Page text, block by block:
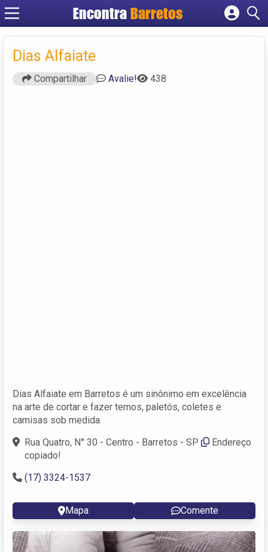
Encontra Barretos
Cadastrar empresa
Dias Alfaiate
Compartilhar Avalie! 438
Dias Alfaiate em Barretos é um sinônimo em excelência
na arte de cortar e fazer ternos, paletós, coletes e
camisas sob medida.
Rua Quatro, N° 30 - Centro - Barretos - SP
Endereço
copiado!
(17) 3324-1537
Mapa Comente